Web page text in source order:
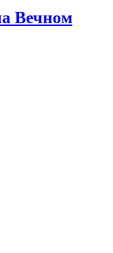
Вечном